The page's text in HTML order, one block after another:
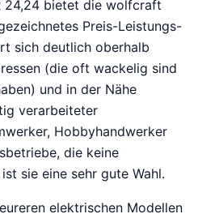
24,24 bietet die wolfcraft
Preis-Leistungs-
sich deutlich oberhalb
(die oft wackelig sind
und in der Nähe
verarbeiteter
Hobbyhandwerker
die keine
sie eine sehr gute Wahl.
elektrischen Modellen